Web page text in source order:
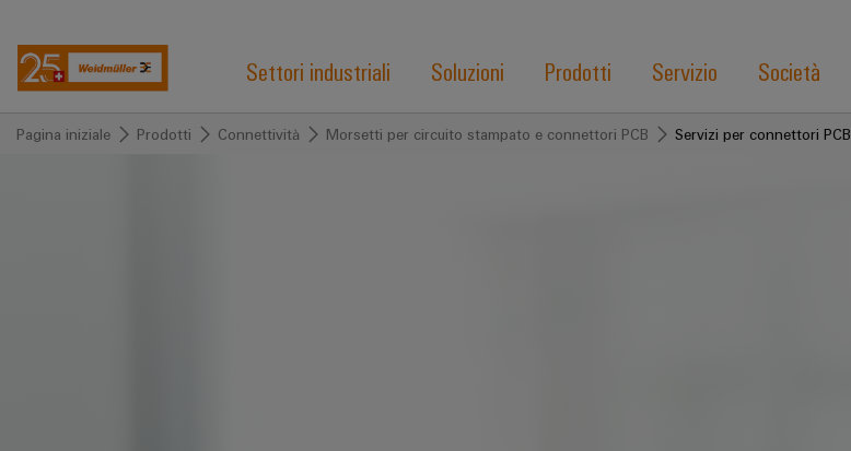
Settori industriali Soluzioni Prodotti Servizio Società
Pagina iniziale Prodotti Connettività Morsetti per circuito stampato e connettori PCB Servizi per connettori PCB